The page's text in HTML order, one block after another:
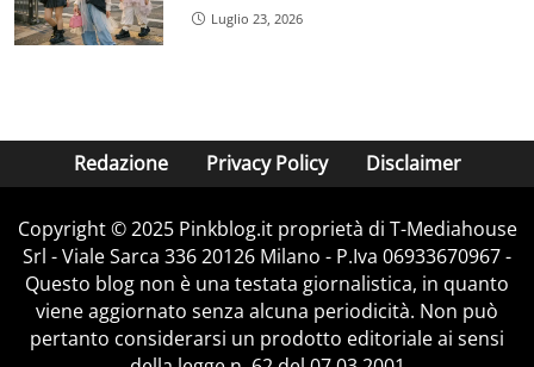
Luglio 23, 2026
Redazione Privacy Policy Disclaimer
Copyright © 2025 Pinkblog.it proprietà di T-Mediahouse
Srl - Viale Sarca 336 20126 Milano - P.Iva 06933670967 -
Questo blog non è una testata giornalistica, in quanto
viene aggiornato senza alcuna periodicità. Non può
pertanto considerarsi un prodotto editoriale ai sensi